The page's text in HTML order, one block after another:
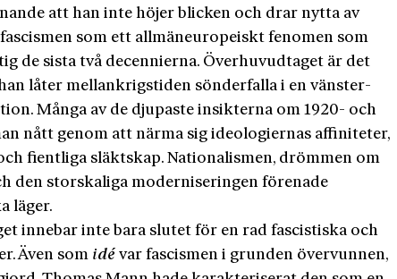
att han inte höjer blicken och drar nytta av
som ett allmäneuropeiskt fenomen som
de sista två decennierna. Överhuvudtaget är det
låter mellankrigstiden sönderfalla i en vänster-
Många av de djupaste insikterna om 1920- och
nått genom att närma sig ideologiernas affiniteter,
fientliga släktskap. Nationalismen, drömmen om
den storskaliga moderniseringen förenade
läger.
innebar inte bara slutet för en rad fascistiska och
Även som idé var fascismen i grunden övervunnen,